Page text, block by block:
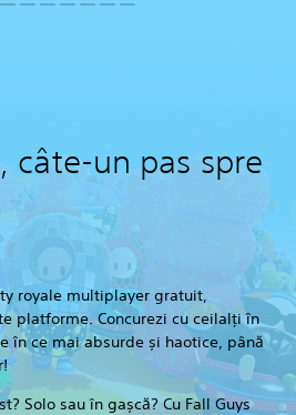
câte-un pas spre
royale multiplayer gratuit,
platforme. Concurezi cu ceilalți în
în ce mai absurde și haotice, până
Solo sau în gașcă? Cu Fall Guys